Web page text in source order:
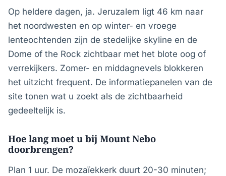
Op heldere dagen, ja. Jeruzalem ligt 46 km naar
het noordwesten en op winter- en vroege
lenteochtenden zijn de stedelijke skyline en de
Dome of the Rock zichtbaar met het blote oog of
verrekijkers. Zomer- en middagnevels blokkeren
het uitzicht frequent. De informatiepanelen van de
site tonen wat u zoekt als de zichtbaarheid
gedeeltelijk is.
Hoe lang moet u bij Mount Nebo
doorbrengen?
Plan 1 uur. De mozaïekkerk duurt 20-30 minuten;